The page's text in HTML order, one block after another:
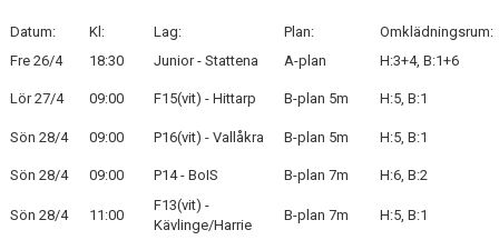
VÅRA LAG
FOTBOLLSSKOLAN 2026
Datum: Kl: Lag: Plan:
Omklädningsrum:
Fre 26/4
18:30 Junior - Stattena A-plan H:3+4, B:1+6
Lör 27/4 09:00 F15(vit) - Hittarp B-plan 5m H:5, B:1
Sön 28/4 09:00 P16(vit) - Vallåkra B-plan 5m H:5, B:1
Sön 28/4 09:00 P14 - BoIS B-plan 7m H:6, B:2
Sön 28/4 11:00
F13(vit) -
Kävlinge/Harrie
B-plan 7m H:5, B:1